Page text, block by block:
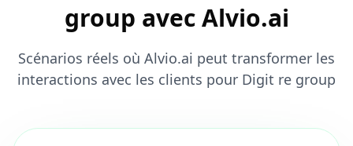
group avec Alvio.ai
Scénarios réels où Alvio.ai peut transformer les
interactions avec les clients pour Digit re group